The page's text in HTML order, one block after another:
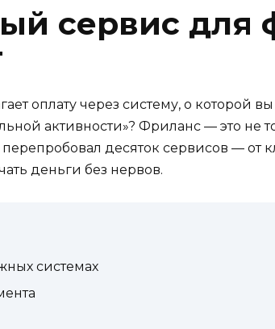
сервис для
оплату через систему, о которой
активности»? Фриланс — это не
десяток сервисов — от
деньги без нервов.
системах